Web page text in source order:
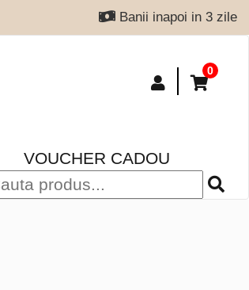
Banii inapoi in 3 zile
0
VOUCHER CADOU